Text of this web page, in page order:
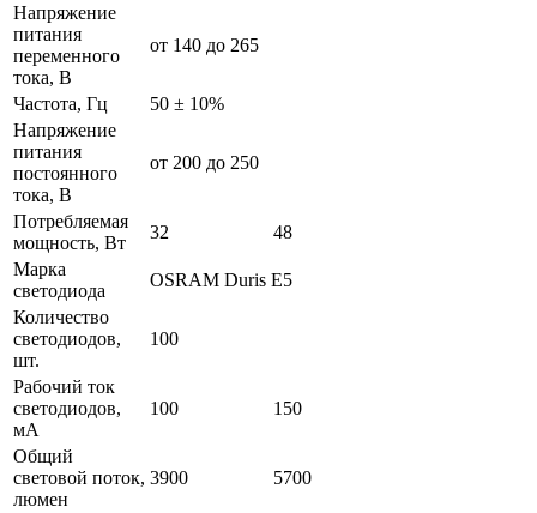
Напряжение
питания
переменного
тока, В
от 140 до 265
Частота, Гц
50 ± 10%
Напряжение
питания
постоянного
тока, В
от 200 до 250
Потребляемая
мощность, Вт
32
48
Марка
светодиода
OSRAM Duris E5
Количество
светодиодов,
шт.
100
Рабочий ток
светодиодов,
мА
100 150
Общий
световой поток,
люмен
3900 5700